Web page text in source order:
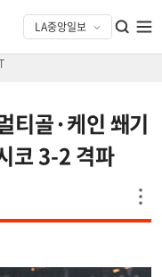
티골·케인 쐐기
코 3-2 격파